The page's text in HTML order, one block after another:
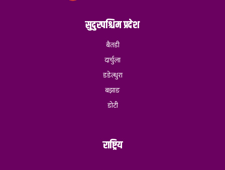
सुदुरपश्चिम प्रदेश
बैतडी
दार्चुला
डडेल्धुरा
बझाङ
डोटी
राष्ट्रिय